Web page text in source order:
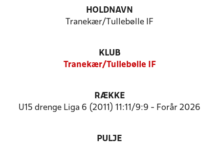
HOLDNAVN
Tranekær/Tullebølle IF
KLUB
Tranekær/Tullebølle IF
RÆKKE
U15 drenge Liga 6 (2011) 11:11/9:9 - Forår 2026
PULJE